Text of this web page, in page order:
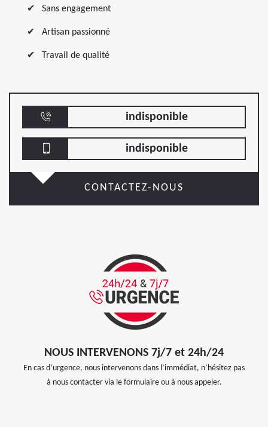
Sans engagement
Artisan passionné
Travail de qualité
indisponible
indisponible
CONTACTEZ-NOUS
NOUS INTERVENONS 7j/7 et 24h/24
En cas d’urgence, nous intervenons dans l’immédiat, n’hésitez pas
à nous contacter via le formulaire ou à nous appeler.